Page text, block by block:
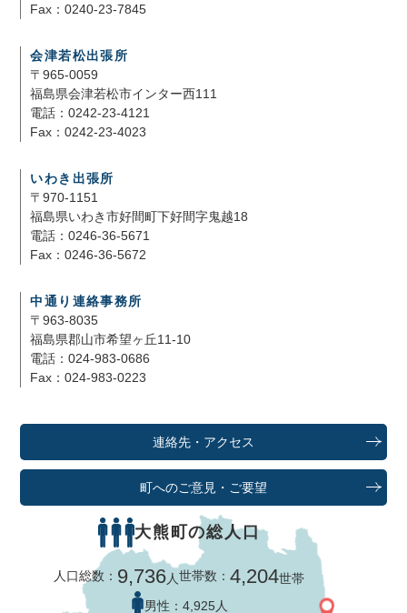
Fax：0240-23-7845
会津若松出張所
〒965-0059
福島県会津若松市インター西111
電話：0242-23-4121
Fax：0242-23-4023
いわき出張所
〒970-1151
福島県いわき市好間町下好間字鬼越18
電話：0246-36-5671
Fax：0246-36-5672
中通り連絡事務所
〒963-8035
福島県郡山市希望ヶ丘11-10
電話：024-983-0686
Fax：024-983-0223
連絡先・アクセス
町へのご意見・ご要望
大熊町の総人口
人口総数： 9,736人世帯数：4,204世帯
男性： 4,925人